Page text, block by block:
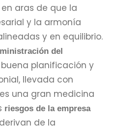
aras de que la
y la armonía
y en equilibrio.
del
buena planificación y
llevada con
una gran medicina
riesgos de la empresa
de la